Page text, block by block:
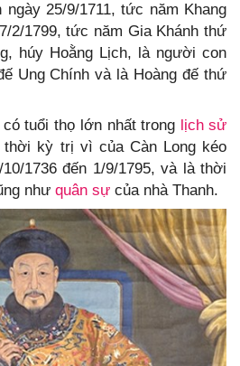
ngày 25/9/1711, tức năm Khang
2/1799, tức năm Gia Khánh thứ
húy Hoằng Lịch, là người con
Ung Chính và là Hoàng đế thứ
tuổi thọ lớn nhất trong lịch sử
thời kỳ trị vì của Càn Long kéo
1736 đến 1/9/1795, và là thời
như quân sự của nhà Thanh.